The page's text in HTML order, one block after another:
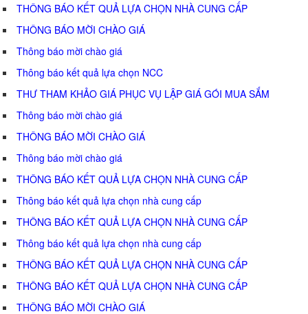
THÔNG BÁO KẾT QUẢ LỰA CHỌN NHÀ CUNG CẤP
THÔNG BÁO MỜI CHÀO GIÁ
Thông báo mời chào giá
Thông báo kết quả lựa chọn NCC
THƯ THAM KHẢO GIÁ PHỤC VỤ LẬP GIÁ GÓI MUA SẮM
Thông báo mời chào giá
THÔNG BÁO MỜI CHÀO GIÁ
Thông báo mời chào giá
THÔNG BÁO KẾT QUẢ LỰA CHỌN NHÀ CUNG CẤP
Thông báo kết quả lựa chọn nhà cung cấp
THÔNG BÁO KẾT QUẢ LỰA CHỌN NHÀ CUNG CẤP
Thông báo kết quả lựa chọn nhà cung cấp
THÔNG BÁO KẾT QUẢ LỰA CHỌN NHÀ CUNG CẤP
THÔNG BÁO KẾT QUẢ LỰA CHỌN NHÀ CUNG CẤP
THÔNG BÁO MỜI CHÀO GIÁ